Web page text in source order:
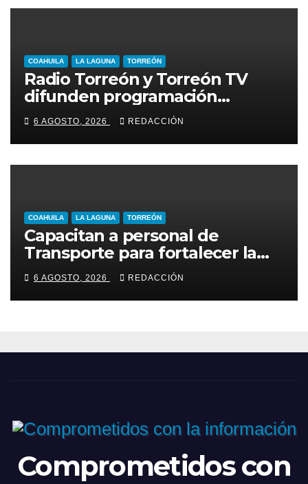
COAHUILA LA LAGUNA TORREÓN
Radio Torreón y Torreón TV
difunden programación
especial por la Semana Mundial
de la Lactancia Materna
6 AGOSTO, 2026 REDACCIÓN
COAHUILA LA LAGUNA TORREÓN
Capacitan a personal de
Transporte para fortalecer la
atención a usuarios
6 AGOSTO, 2026 REDACCIÓN
Comprometidos con